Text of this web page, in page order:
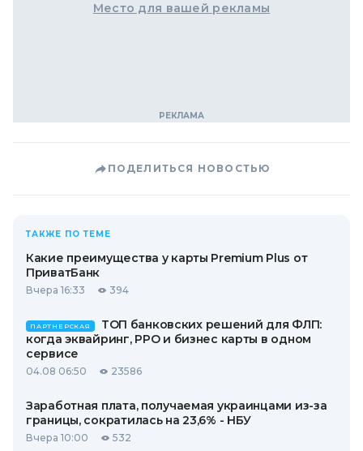
Место для вашей рекламы
ПОДЕЛИТЬСЯ НОВОСТЬЮ
ТАКЖЕ ПО ТЕМЕ
Какие преимущества у карты Premium Plus от
ПриватБанк
Вчера 16:33 394
ПАРТНЕРСКАЯ
ТОП банковских решений для ФЛП:
когда эквайринг, РРО и бизнес карты в одном
сервисе
04.08 06:50 23586
Заработная плата, получаемая украинцами из-за
границы, сократилась на 23,6% - НБУ
Вчера 10:00 532